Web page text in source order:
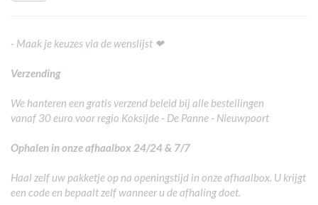
- Maak je keuzes via de wenslijst ❤
Verzending
We hanteren een gratis verzend beleid bij alle bestellingen
vanaf 30 euro voor regio Koksijde - De Panne - Nieuwpoort
Ophalen in onze afhaalbox 24/24 & 7/7
Haal zelf uw pakketje op na openingstijd in onze afhaalbox. U krijgt
een code en bepaalt zelf wanneer u de afhaling doet.